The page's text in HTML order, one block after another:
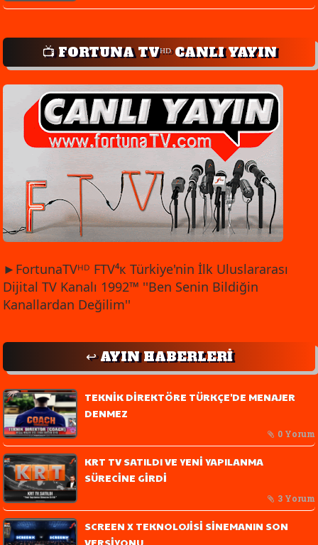
📺 FORTUNA TVᴴᴰ CANLI YAYIN
►FortunaTVᴴᴰ FTV⁴к Türkiye'nin İlk Uluslararası
Dijital TV Kanalı 1992™ ''Ben Senin Bildiğin
Kanallardan Değilim''
↩️ AYIN HABERLERİ
TEKNİK DİREKTÖRE TÜRKÇE'DE MENAJER
DENMEZ
0 Yorum
KRT TV SATILDI VE YENİ YAPILANMA
SÜRECİNE GİRDİ
3 Yorum
SCREEN X TEKNOLOJİSİ SİNEMANIN SON
VERSİYONU